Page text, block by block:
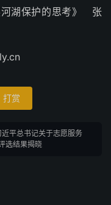
河湖保护的思考》 张
打赏
近平总书记关于志愿服务
选结果揭晓